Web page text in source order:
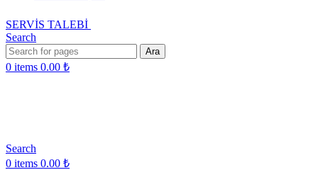
SERVİS TALEBİ
Search
Ara
0 items 0.00 ₺
Search
0 items 0.00 ₺